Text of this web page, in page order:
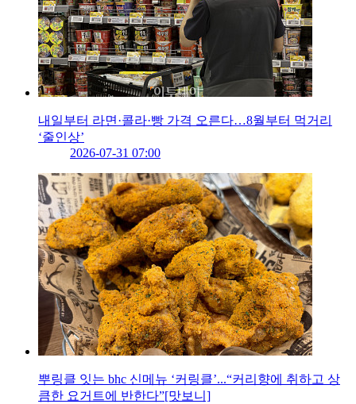
내일부터 라면·콜라·빵 가격 오른다…8월부터 먹거리
‘줄인상’
2026-07-31 07:00
뿌링클 잇는 bhc 신메뉴 ‘커링클’...“커리향에 취하고 상
큼한 요거트에 반한다”[맛보니]